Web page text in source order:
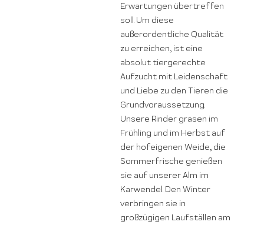
Erwartungen übertreffen
soll. Um diese
außerordentliche Qualität
zu erreichen, ist eine
absolut tiergerechte
Aufzucht mit Leidenschaft
und Liebe zu den Tieren die
Grundvoraussetzung.
Unsere Rinder grasen im
Frühling und im Herbst auf
der hofeigenen Weide, die
Sommerfrische genießen
sie auf unserer Alm im
Karwendel. Den Winter
verbringen sie in
großzügigen Laufställen am